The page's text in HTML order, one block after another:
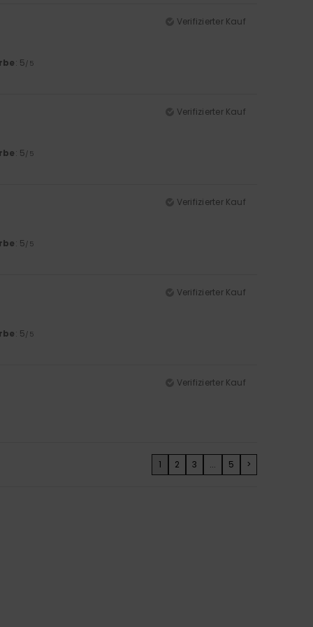
Verifizierter Kauf
: 5/5
Verifizierter Kauf
: 5/5
Verifizierter Kauf
: 5/5
Verifizierter Kauf
: 5/5
Verifizierter Kauf
1 2 3 ... 5 >